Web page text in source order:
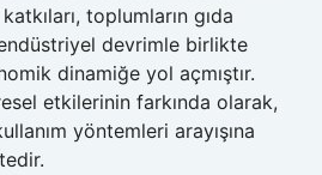
toplumların gıda
devrimle birlikte
dinamiğe yol açmıştır.
etkilerinin farkında olarak,
yöntemleri arayışına